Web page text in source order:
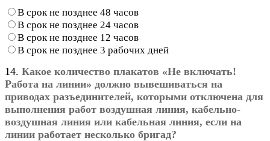
В срок не позднее 48 часов
В срок не позднее 24 часов
В срок не позднее 12 часов
В срок не позднее 3 рабочих дней
14. Какое количество плакатов «Не включать!
Работа на линии» должно вывешиваться на
приводах разъединителей, которыми отключена для
выполнения работ воздушная линия, кабельно-
воздушная линия или кабельная линия, если на
линии работает несколько бригад?